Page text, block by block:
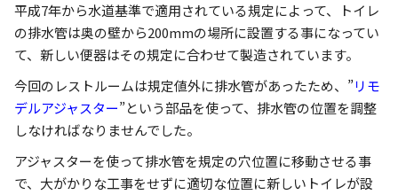
平成7年から水道基準で適用されている規定によって、トイレ
の排水管は奥の壁から200mmの場所に設置する事になってい
て、新しい便器はその規定に合わせて製造されています。
今回のレストルームは規定値外に排水管があったため、”リモ
デルアジャスター”という部品を使って、排水管の位置を調整
しなければなりませんでした。
アジャスターを使って排水管を規定の穴位置に移動させる事
で、大がかりな工事をせずに適切な位置に新しいトイレが設